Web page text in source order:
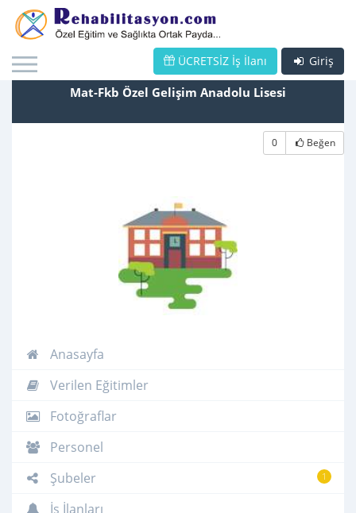
Giriş
ÜCRETSİZ İş İlanı
Mat-Fkb Özel Gelişim Anadolu Lisesi
0 Beğen
Anasayfa
Verilen Eğitimler
Fotoğraflar
Personel
1
Şubeler
İş İlanları